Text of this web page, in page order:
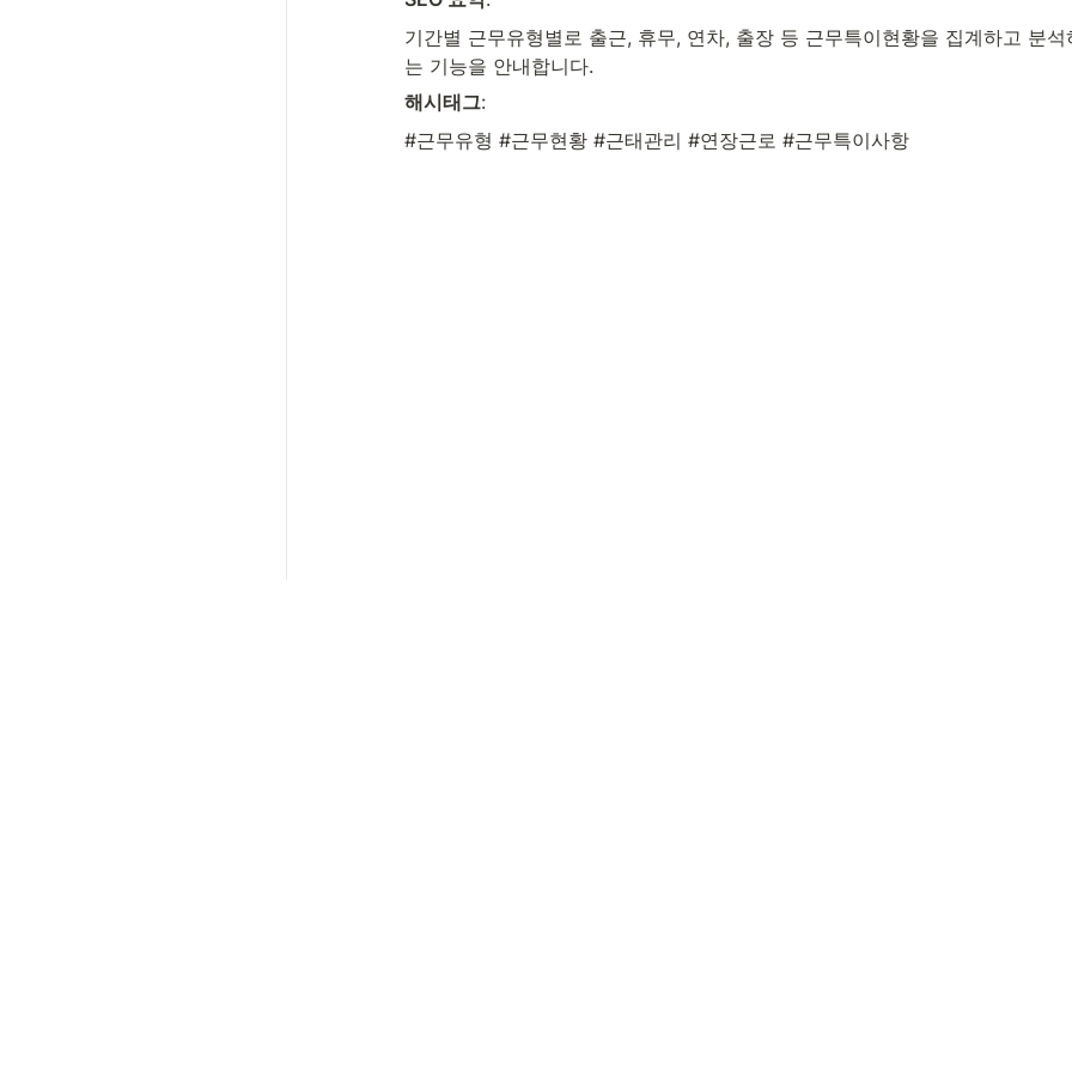
기간별 근무유형별로 출근, 휴무, 연차, 출장 등 근무특이현황을 집계하고 분석
는 기능을 안내합니다.
해시태그:
#근무유형 #근무현황 #근태관리 #연장근로 #근무특이사항